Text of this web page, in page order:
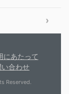
にあたって
い合わせ
Reserved.